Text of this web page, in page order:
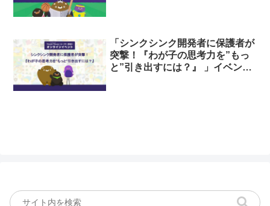
「シンクシンク開発者に保護者が
突撃！『わが子の思考力を”もっ
と”引き出すには？』 」イベント